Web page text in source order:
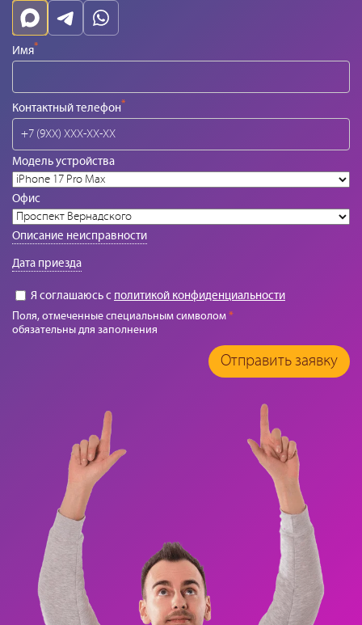
Имя*
Контактный телефон*
Модель устройства
Офис
Описание неисправности
Дата приезда
Я соглашаюсь с политикой конфиденциальности
Поля, отмеченные специальным символом*
обязательны для заполнения
Отправить заявку